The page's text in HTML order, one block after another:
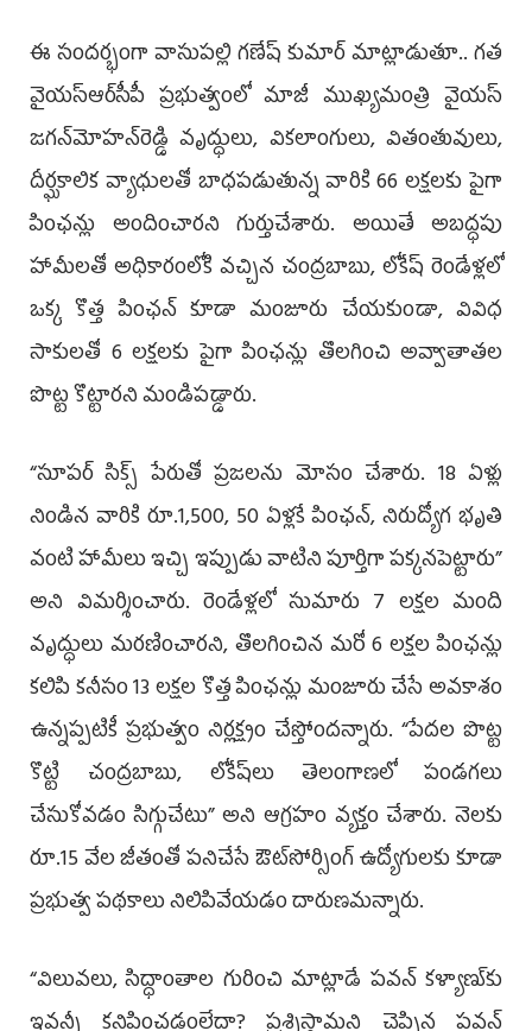
ఈ సందర్భంగా వాసుపల్లి గణేష్ కుమార్ మాట్లాడుతూ.. గత
వైయ‌స్ఆర్‌సీపీ ప్రభుత్వంలో మాజీ ముఖ్యమంత్రి వైయ‌స్
జ‌గ‌న్‌మోహ‌న్‌రెడ్డి వృద్ధులు, వికలాంగులు, వితంతువులు,
దీర్ఘకాలిక వ్యాధులతో బాధపడుతున్న వారికి 66 లక్షలకు పైగా
పింఛన్లు అందించారని గుర్తుచేశారు. అయితే అబద్ధపు
హామీలతో అధికారంలోకి వచ్చిన చంద్ర‌బాబు, లోకేష్‌ రెండేళ్లలో
ఒక్క కొత్త పింఛన్ కూడా మంజూరు చేయకుండా, వివిధ
సాకులతో 6 లక్షలకు పైగా పింఛన్లు తొలగించి అవ్వాతాతల
పొట్ట కొట్టారని మండిపడ్డారు.
“సూపర్ సిక్స్ పేరుతో ప్రజలను మోసం చేశారు. 18 ఏళ్లు
నిండిన వారికి రూ.1,500, 50 ఏళ్లకే పింఛన్, నిరుద్యోగ భృతి
వంటి హామీలు ఇచ్చి ఇప్పుడు వాటిని పూర్తిగా పక్కనపెట్టారు”
అని విమర్శించారు. రెండేళ్లలో సుమారు 7 లక్షల మంది
వృద్ధులు మరణించారని, తొలగించిన మరో 6 లక్షల పింఛన్లు
కలిపి కనీసం 13 లక్షల కొత్త పింఛన్లు మంజూరు చేసే అవకాశం
ఉన్నప్పటికీ ప్రభుత్వం నిర్లక్ష్యం చేస్తోందన్నారు. “పేదల పొట్ట
కొట్టి చంద్రబాబు, లోకేష్‌లు తెలంగాణలో పండగలు
చేసుకోవడం సిగ్గుచేటు” అని ఆగ్రహం వ్యక్తం చేశారు. నెలకు
రూ.15 వేల జీతంతో పనిచేసే ఔట్‌సోర్సింగ్ ఉద్యోగులకు కూడా
ప్రభుత్వ పథకాలు నిలిపివేయడం దారుణమన్నారు.
“విలువలు, సిద్ధాంతాల గురించి మాట్లాడే ప‌వ‌న్ క‌ళ్యాణ్‌కు